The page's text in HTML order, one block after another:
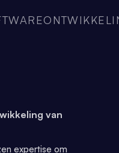
van
expertise om